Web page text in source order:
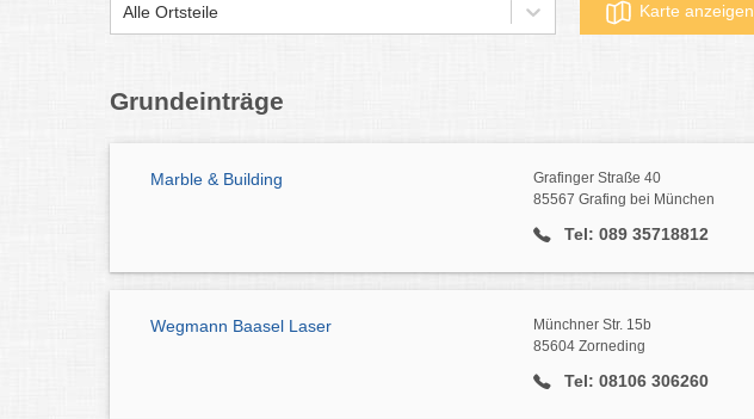
Alle Ortsteile Karte anzeigen
Grundeinträge
Marble & Building
Grafinger Straße 40
85567 Grafing bei München
Tel: 089 35718812
Wegmann Baasel Laser
Münchner Str. 15b
85604 Zorneding
Tel: 08106 306260